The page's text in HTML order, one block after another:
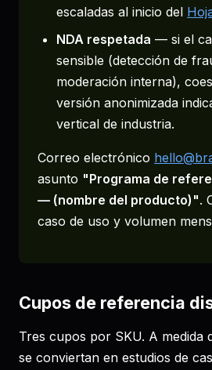
escaladas al inicio del
NDA respetada — si el
sensible (detección de
moderación interna),
versión anonimizada
vertical de industria.
Correo electrónico
asunto "Programa de
— (nombre del producto)".
caso de uso y volumen
Cupos de referencia
Tres cupos por SKU. A medida
se conviertan en estudios de